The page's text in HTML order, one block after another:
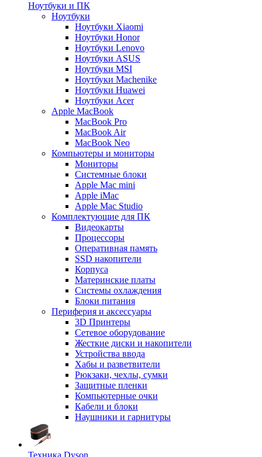
Ноутбуки и ПК
Ноутбуки
Ноутбуки Xiaomi
Ноутбуки Honor
Ноутбуки Lenovo
Ноутбуки ASUS
Ноутбуки MSI
Ноутбуки Machenike
Ноутбуки Huawei
Ноутбуки Acer
Apple MacBook
MacBook Pro
MacBook Air
MacBook Neo
Компьютеры и мониторы
Мониторы
Системные блоки
Apple Mac mini
Apple iMac
Apple Mac Studio
Комплектующие для ПК
Видеокарты
Процессоры
Оперативная память
SSD накопители
Корпуса
Материнские платы
Системы охлаждения
Блоки питания
Периферия и аксессуары
3D Принтеры
Сетевое оборудование
Жесткие диски и накопители
Устройства ввода
Хабы и разветвители
Рюкзаки, чехлы, сумки
Защитные пленки
Компьютерные очки
Кабели и блоки
Наушники и гарнитуры
Техника Dyson